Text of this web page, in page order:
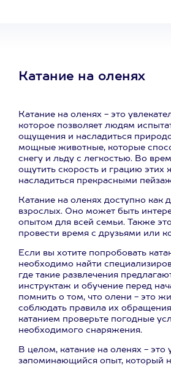
Катание на оленях
Катание на оленях - это
которое позволяет людям
ощущения и насладиться
мощные животные, которые
снегу и льду с легкостью. Во
ощутить скорость и грацию этих
насладиться прекрасными
Катание на оленях доступно как
взрослых. Оно может быть
опытом для всей семьи. Также
провести время с друзьями или
Если вы хотите попробовать
необходимо найти
где такие развлечения
инструктаж и обучение перед
помнить о том, что олени - это
соблюдать правила их
катанием проверьте погодные
необходимого снаряжения.
В целом, катание на оленях - это
запоминающийся опыт, который